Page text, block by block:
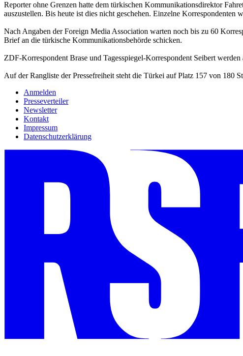
Reporter ohne Grenzen hatte dem türkischen Kommunikationsdirektor
auszustellen. Bis heute ist dies nicht geschehen. Einzelne
Nach Angaben der Foreign Media Association warten noch bis zu 60
Brief an die türkische Kommunikationsbehörde schicken.
ZDF-Korrespondent Brase und Tagesspiegel-Korrespondent Seibert
Auf der Rangliste der Pressefreiheit steht die Türkei auf Platz 157 von 180
Anmelden
Presseverteiler
Newsletter
Kontakt
Impressum
Datenschutzerklärung